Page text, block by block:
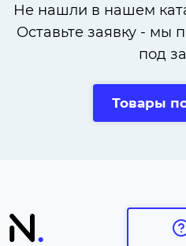
Не нашли в нашем
Оставьте заявку - мы
под
Товары